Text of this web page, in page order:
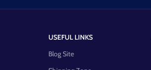
USEFUL LINKS
Blog Site